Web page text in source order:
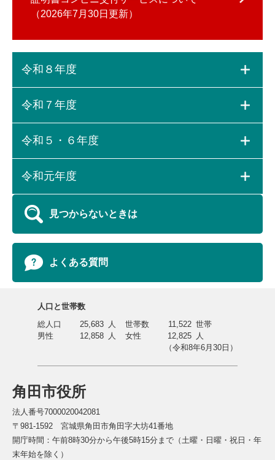
2026年7月30日更新
令和８年度
令和７年度
令和５・６年度
令和元年度
見つからないときは
よくある質問
角田市役所
法人番号7000020042081
〒981-1592 宮城県角田市角田字大坊41番地
開庁時間：午前8時30分から午後5時15分まで（土曜・日曜・祝日・年
末年始を除く）
人口と世帯数
総人口
25,683 人 世帯数 11,522 世帯
男性
12,858 人 女性 12,825 人
（令和8年6月30日）